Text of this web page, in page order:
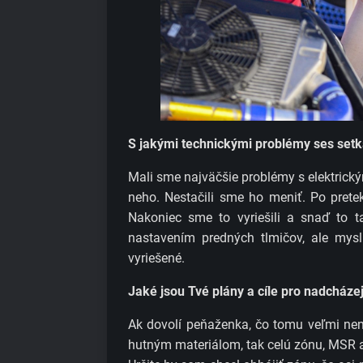
S jakými technickými problémy ses
Mali sme najväčšie problémy s
neho. Nestačili sme ho meniť. Po
Nakoniec sme to vyriešili a snaď to
nastavením predných tlmičov, ale
vyriešené.
Jaké jsou Tvé plány a cíle pro
Ak dovolí peňaženka, čo tomu veľmi
hutným materiálom, tak celú zónu, MSR